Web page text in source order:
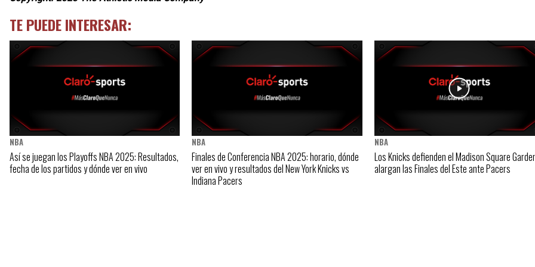
TE PUEDE INTERESAR:
NBA
Así se juegan los Playoffs NBA 2025: Resultados,
fecha de los partidos y dónde ver en vivo
NBA
Finales de Conferencia NBA 2025: horario, dónde
ver en vivo y resultados del New York Knicks vs
Indiana Pacers
NBA
Los Knicks defienden el Madison Square
alargan las Finales del Este ante Pacers